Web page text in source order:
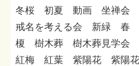
冬桜
初夏 動画 坐禅会
戒名を考える会
新緑 春
榎
樹木葬 樹木葬見学会
紅梅
紅葉 紫陽花 紫陽